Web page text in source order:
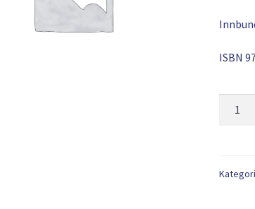
ISBN
antall